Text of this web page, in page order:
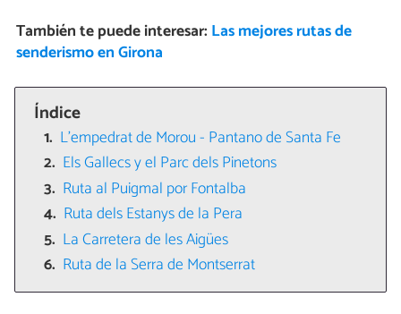
También te puede interesar: Las mejores rutas de
senderismo en Girona
Índice
L’empedrat de Morou - Pantano de Santa Fe
Els Gallecs y el Parc dels Pinetons
Ruta al Puigmal por Fontalba
Ruta dels Estanys de la Pera
La Carretera de les Aigües
Ruta de la Serra de Montserrat